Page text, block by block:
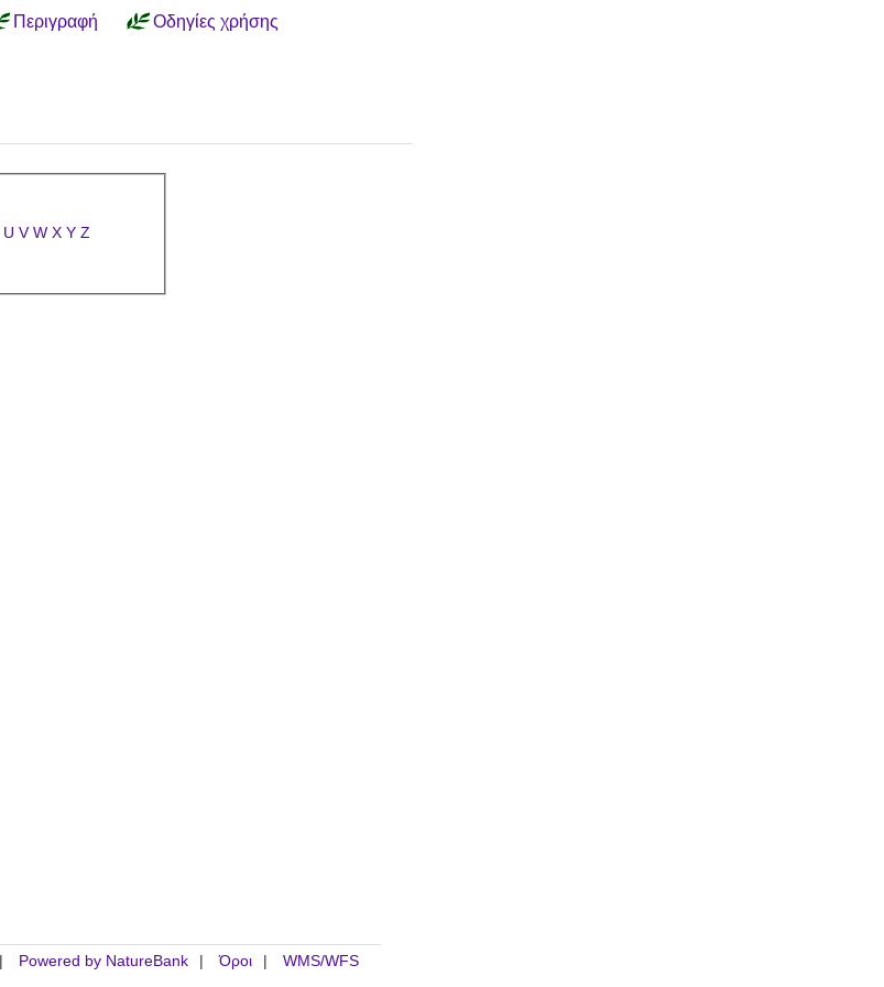
Περιγραφή Οδηγίες χρήσης
U V W X Y Z
Powered by NatureBank Όροι WMS/WFS